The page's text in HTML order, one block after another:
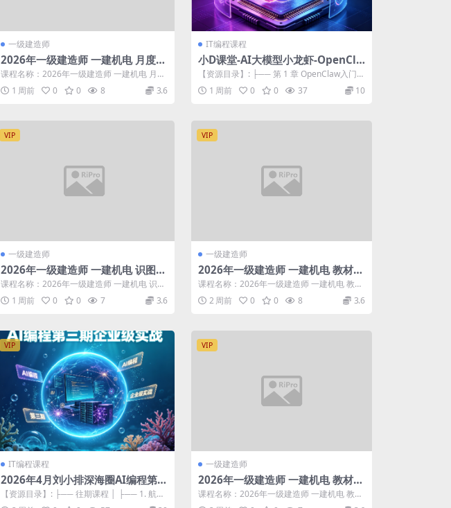
一级建造师
2026年一级建造师 一建机电 月度小
灶直播 闫娜
课程名称：2026年一级建造师 一建机电 月度
小灶直播 闫娜 更新进度： 资料 ...
1 周前 0 0 8 3.6
IT编程课程
小D课堂-AI大模型小龙虾-OpenCla
w-0基础从入门到实战
【资源目录】: ├── 第 1 章 OpenClaw入门到
实战专题课程介绍 │ ...
1 周前 0 0 37 10
VIP
一级建造师
2026年一级建造师 一建机电 识图专
项班 孟浩然
课程名称：2026年一级建造师 一建机电 识图
专项班 孟浩然 更新进度： 资料 ...
1 周前 0 0 7 3.6
VIP
一级建造师
2026年一级建造师 一建机电 教材精
讲班 王峰、闫柯【推荐】
课程名称：2026年一级建造师 一建机电 教材
精讲班 王峰、闫柯【推荐】 更新进...
2 周前 0 0 8 3.6
VIP
IT编程课程
2026年4月刘小排深海圈AI编程第三
期
【资源目录】: ├── 往期课程 │ ├── 1. 航海
教程 │ │ ├── 教...
VIP
一级建造师
2026年一级建造师 一建机电 教材精
讲班 刘建军
课程名称：2026年一级建造师 一建机电 教材
精讲班 刘建军 更新进度： ...